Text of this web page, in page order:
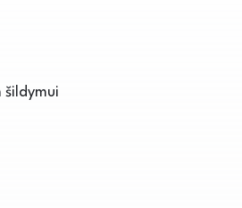
šildymui